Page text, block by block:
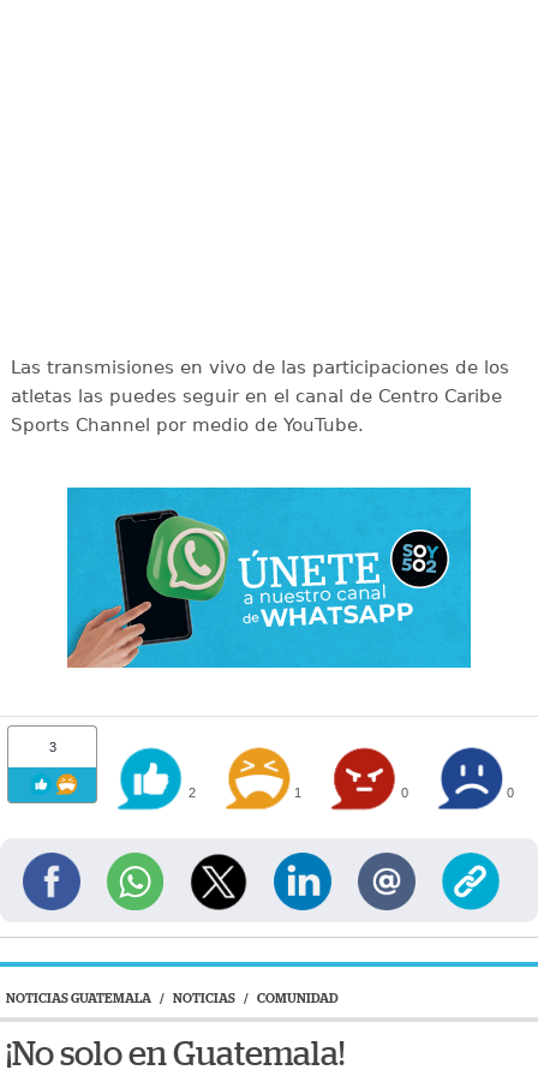
Las transmisiones en vivo de las participaciones de los
atletas las puedes seguir en el canal de Centro Caribe
Sports Channel por medio de YouTube.
3
2 1 0 0
NOTICIAS GUATEMALA / NOTICIAS / COMUNIDAD
¡No solo en Guatemala!